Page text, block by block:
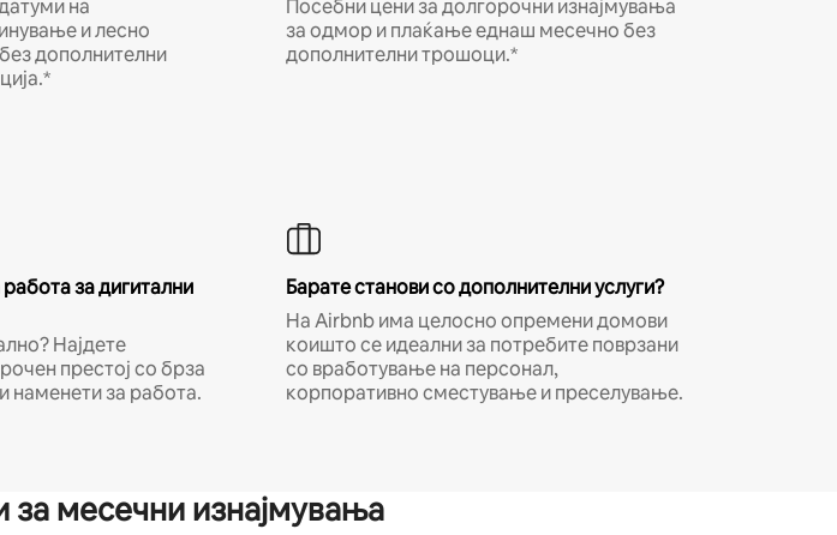
на
и лесно
дополнителни
Посебни цени за долгорочни изнајмувања
за одмор и плаќање еднаш месечно без
дополнителни трошоци.*
за дигитални
Најдете
престој со брза
за работа.
Барате станови со дополнителни услуги?
На Airbnb има целосно опремени домови
коишто се идеални за потребите поврзани
со вработување на персонал,
корпоративно сместување и преселување.
месечни изнајмувања